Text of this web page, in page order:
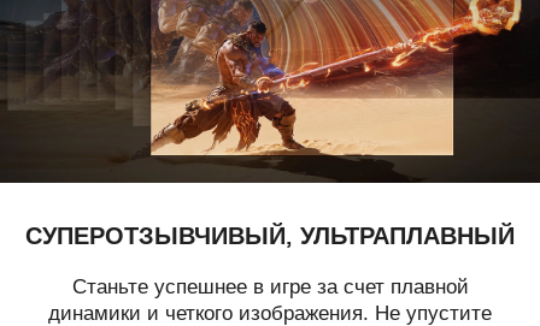
СУПЕРОТЗЫВЧИВЫЙ, УЛЬТРАПЛАВНЫЙ
Станьте успешнее в игре за счет плавной
динамики и четкого изображения. Не упустите